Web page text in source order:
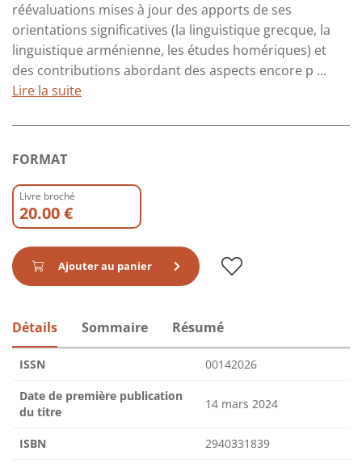
réévaluations mises à jour des apports de ses
orientations significatives (la linguistique grecque, la
linguistique arménienne, les études homériques) et
des contributions abordant des aspects encore p ...
Lire la suite
FORMAT
Livre broché
20.00 €
Ajouter au panier
Détails Sommaire Résumé
ISSN 00142026
Date de première publication
du titre
14 mars 2024
ISBN 2940331839